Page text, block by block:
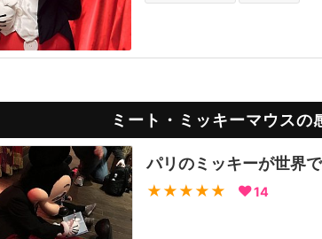
ミート・ミッキーマウスの
パリのミッキーが世界
★★★★★ 14